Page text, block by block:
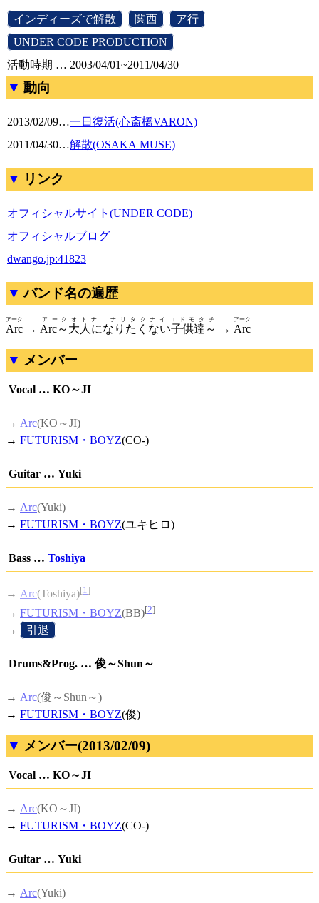
インディーズで解散 関西 ア行
UNDER CODE PRODUCTION
活動時期 … 2003/04/01~2011/04/30
動向
2013/02/09…一日復活(心斎橋VARON)
2011/04/30…解散(OSAKA MUSE)
リンク
オフィシャルサイト(UNDER CODE)
オフィシャルブログ
dwango.jp:41823
バンド名の遍歴
Arc
アーク
→ Arc～大人になりたくない子供達～
アークオトナニナリタクナイコドモタチ
→ Arc
アーク
メンバー
Vocal … KO～JI
→ Arc(KO～JI)
→ FUTURISM・BOYZ(CO-)
Guitar … Yuki
→ Arc(Yuki)
→ FUTURISM・BOYZ(ユキヒロ)
Bass … Toshiya
→ Arc(Toshiya)[1]
→ FUTURISM・BOYZ(BB)[2]
→ 引退
Drums&Prog. … 俊～Shun～
→ Arc(俊～Shun～)
→ FUTURISM・BOYZ(俊)
メンバー(2013/02/09)
Vocal … KO～JI
→ Arc(KO～JI)
→ FUTURISM・BOYZ(CO-)
Guitar … Yuki
→ Arc(Yuki)